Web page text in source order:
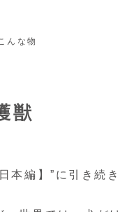
んな物
獣
本編】”に引き続